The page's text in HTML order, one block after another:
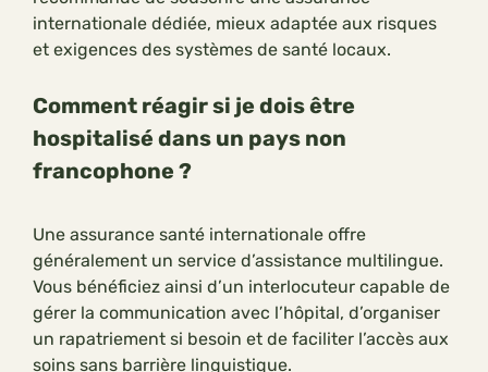
internationale dédiée, mieux adaptée aux risques
et exigences des systèmes de santé locaux.
Comment réagir si je dois être
hospitalisé dans un pays non
francophone ?
Une assurance santé internationale offre
généralement un service d’assistance multilingue.
Vous bénéficiez ainsi d’un interlocuteur capable de
gérer la communication avec l’hôpital, d’organiser
un rapatriement si besoin et de faciliter l’accès aux
soins sans barrière linguistique.